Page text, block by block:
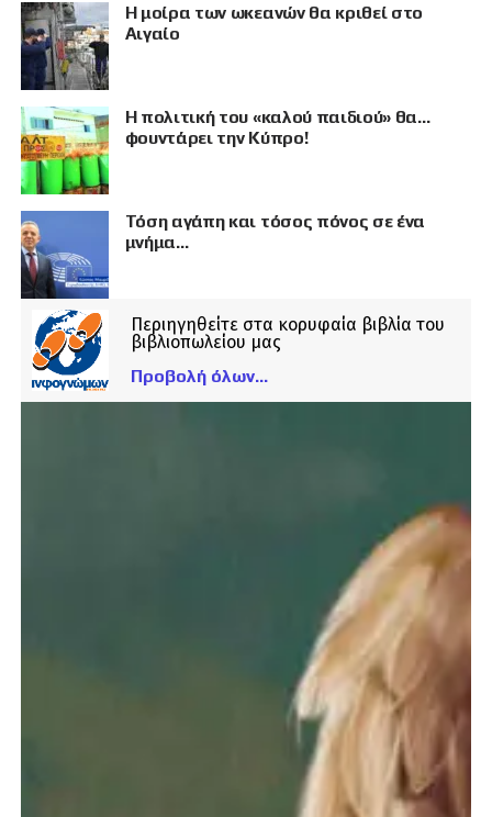
Η μοίρα των ωκεανών θα κριθεί στο
Αιγαίο
Η πολιτική του «καλού παιδιού» θα…
φουντάρει την Κύπρο!
Τόση αγάπη και τόσος πόνος σε ένα
μνήμα…
Περιηγηθείτε στα κορυφαία βιβλία του
βιβλιοπωλείου μας
Προβολή όλων